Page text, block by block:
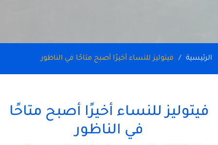
الرئيسية فيتوليز للنساء أخيرًا أصبح متاحًا في الناظور
فيتوليز للنساء أخيرًا أصبح متاحًا
في الناظور